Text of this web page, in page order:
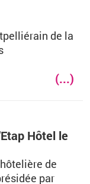
de la
(...)
Hôtel le
de
par